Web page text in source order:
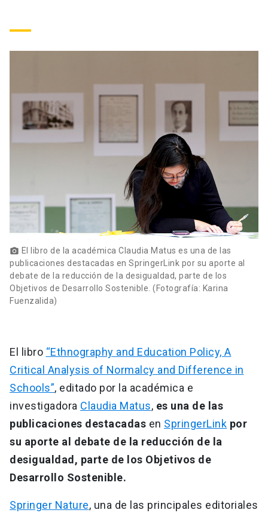
Vecinos launch
Correo UC
Biblioteca launch
Donaciones launch
photo_camera El libro de la académica Claudia Matus es una de las
publicaciones destacadas en SpringerLink por su aporte al
debate de la reducción de la desigualdad, parte de los
Objetivos de Desarrollo Sostenible. (Fotografía: Karina
Fuenzalida)
El libro “Ethnography and Education Policy, A
Critical Analysis of Normalcy and Difference in
Schools”, editado por la académica e
investigadora Claudia Matus, es una de las
publicaciones destacadas en SpringerLink por
su aporte al debate de la reducción de la
desigualdad, parte de los Objetivos de
Desarrollo Sostenible.
Springer Nature, una de las principales editoriales